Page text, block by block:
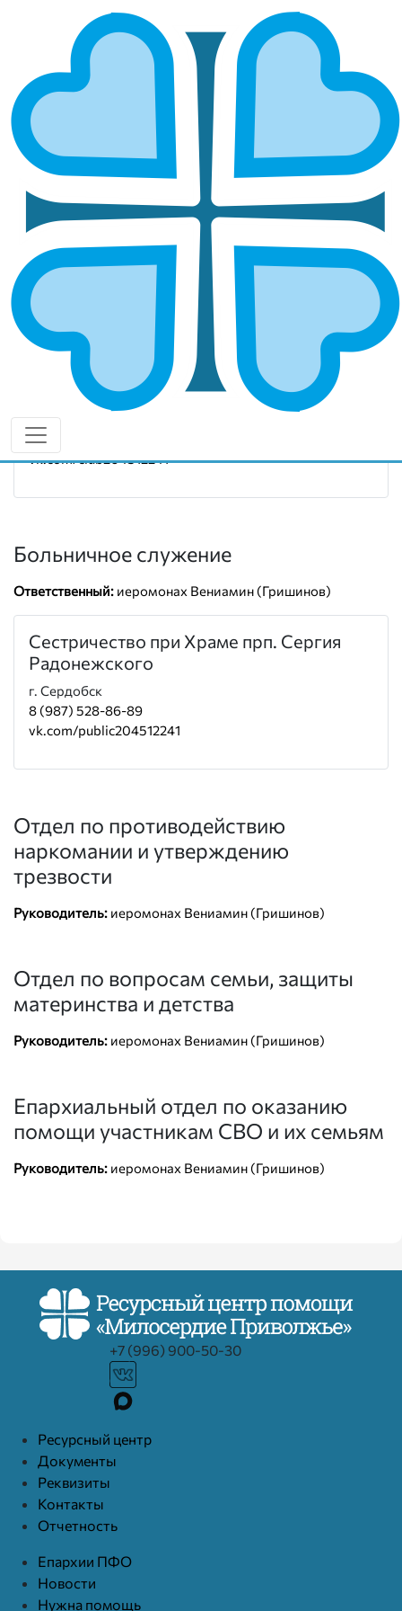
СЕРДОБСКАЯ И СПАССКАЯ
ГЛАВНАЯ МИТРОПОЛИИ СЕРДОБСКАЯ И СПАССКАЯ
Епархией управляет епископ Сердобский и
Наровчатский Митрофан
ОСНОВНЫЕ НАПРАВЛЕНИЯ
РАБОТЫ
Социальное служение
Социальный отдел епархии
Руководитель:
8 (987) 528-86-89
vk.com/club204512241
Больничное служение
Ответственный: иеромонах Вениамин (Гришинов)
Сестричество при Храме прп. Сергия
Радонежского
г. Сердобск
8 (987) 528-86-89
vk.com/public204512241
Отдел по противодействию
наркомании и утверждению
трезвости
Руководитель: иеромонах Вениамин (Гришинов)
Отдел по вопросам семьи, защиты
материнства и детства
Руководитель: иеромонах Вениамин (Гришинов)
Епархиальный отдел по оказанию
помощи участникам СВО и их семьям
Руководитель: иеромонах Вениамин (Гришинов)
+7 (996) 900-50-30
Ресурcный центр
Документы
Реквизиты
Контакты
Отчетность
Епархии ПФО
Новости
Нужна помощь